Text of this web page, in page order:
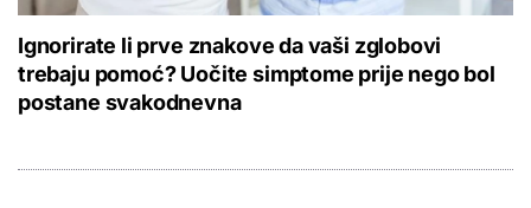
Ignorirate li prve znakove da vaši zglobovi
trebaju pomoć? Uočite simptome prije nego bol
postane svakodnevna